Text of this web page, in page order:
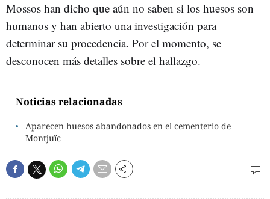
Mossos han dicho que aún no saben si los huesos son
humanos y han abierto una investigación para
determinar su procedencia. Por el momento, se
desconocen más detalles sobre el hallazgo.
Noticias relacionadas
Aparecen huesos abandonados en el cementerio de
Montjuïc